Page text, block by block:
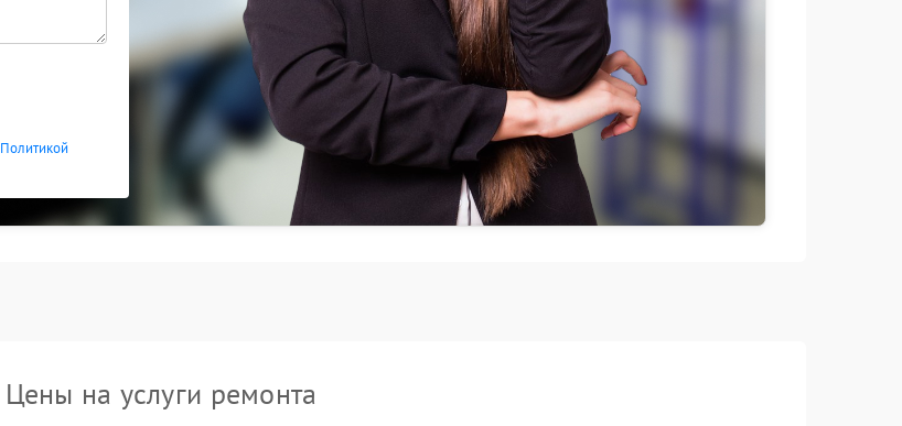
Политикой
Цены на услуги ремонта